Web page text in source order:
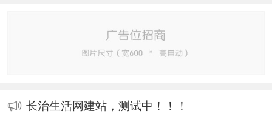
长治生活网建站，测试中！！！